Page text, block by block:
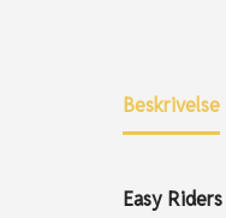
Beskrivelse
Easy Riders